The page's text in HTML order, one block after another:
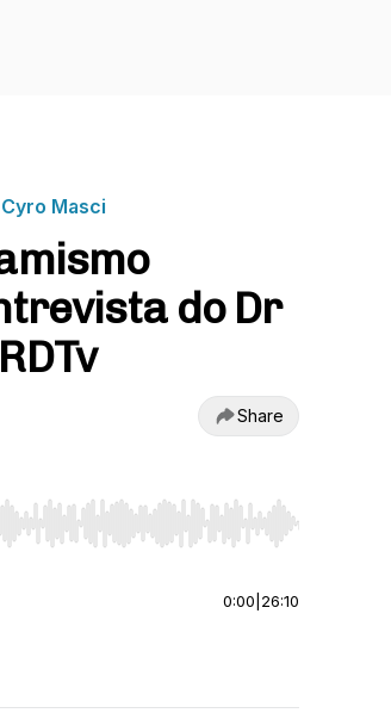
Masci
do Dr
Share
End to jump to start or end. Hold shift
0:00 26:10